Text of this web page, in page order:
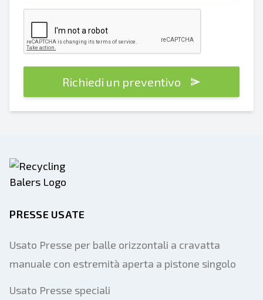
Richiedi un preventivo
PRESSE USATE
Usato Presse per balle orizzontali a cravatta
manuale con estremità aperta a pistone singolo
Usato Presse speciali